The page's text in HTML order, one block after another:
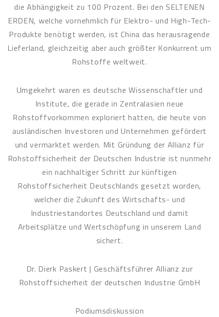
die Abhängigkeit zu 100 Prozent. Bei den SELTENEN
ERDEN, welche vornehmlich für Elektro- und High-Tech-
Produkte benötigt werden, ist China das herausragende
Lieferland, gleichzeitig aber auch größter Konkurrent um
Rohstoffe weltweit.
Umgekehrt waren es deutsche Wissenschaftler und
Institute, die gerade in Zentralasien neue
Rohstoffvorkommen exploriert hatten, die heute von
ausländischen Investoren und Unternehmen gefördert
und vermarktet werden. Mit Gründung der Allianz für
Rohstoffsicherheit der Deutschen Industrie ist nunmehr
ein nachhaltiger Schritt zur künftigen
Rohstoffsicherheit Deutschlands gesetzt worden,
welcher die Zukunft des Wirtschafts- und
Industriestandortes Deutschland und damit
Arbeitsplätze und Wertschöpfung in unserem Land
sichert.
Dr. Dierk Paskert | Geschäftsführer Allianz zur
Rohstoffsicherheit der deutschen Industrie GmbH
Podiumsdiskussion